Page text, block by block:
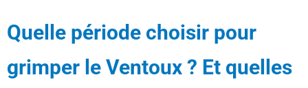
Quelle période choisir pour
grimper le Ventoux ? Et quelles